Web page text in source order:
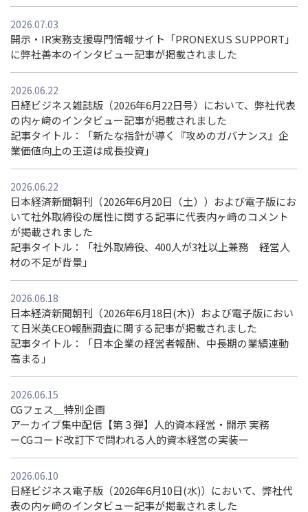
2026.07.03
開示・IR実務支援専門情報サイト「PRONEXUS SUPPORT」
に弊社善本のインタビュー記事が掲載されました
2026.06.22
日経ビジネス雑誌版（2026年6月22日号）において、弊社代表
の内ヶ﨑のインタビュー記事が掲載されました
記事タイトル：「新たな指針が導く『攻めのガバナンス』企
業価値向上の王道は成長投資」
2026.06.22
日本経済新聞朝刊（2026年6月20日（土））および電子版にお
いて社外取締役の属性に関する記事に代表内ヶ﨑のコメント
が掲載されました
記事タイトル：「社外取締役、400⼈が3社以上兼務 経営⼈
材の不⾜が背景」
2026.06.18
日本経済新聞朝刊（2026年6月18日(木)）および電子版におい
て日米英CEO報酬調査に関する記事が掲載されました
記事タイトル：「日本企業の経営者報酬、中長期の業績連動
高まる」
2026.06.15
CGフェス＿特別企画
アーカイブ集中配信【第３弾】人的資本経営・開示 実務
ーCGコード改訂下で問われる人的資本経営の実装ー
2026.06.10
日経ビジネス電子版（2026年6月10日(水)）において、弊社代
表の内ヶ﨑のインタビュー記事が掲載されました